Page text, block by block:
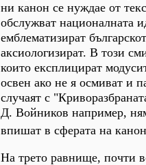
ни канон се нуждае от
обслужват националната
емблематизират
аксиологизират. В този
които експлицират
освен ако не я осмиват и
случаят с
Д. Войников например,
впишат в сферата на
На трето равнище, почти